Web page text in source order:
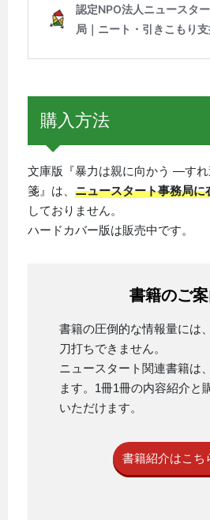
購入方法
文庫版『暴力は親に向かう ―す
箋』は、 ニュースタート事務局に
しておりません。
ハードカバー版は販売中です。
書籍のご
書籍の圧倒的な情報量には
刀打ちできません。
ニュースタート関連書籍は
ます。1冊1冊の内容紹介と
いただけます。
書籍紹介はこち